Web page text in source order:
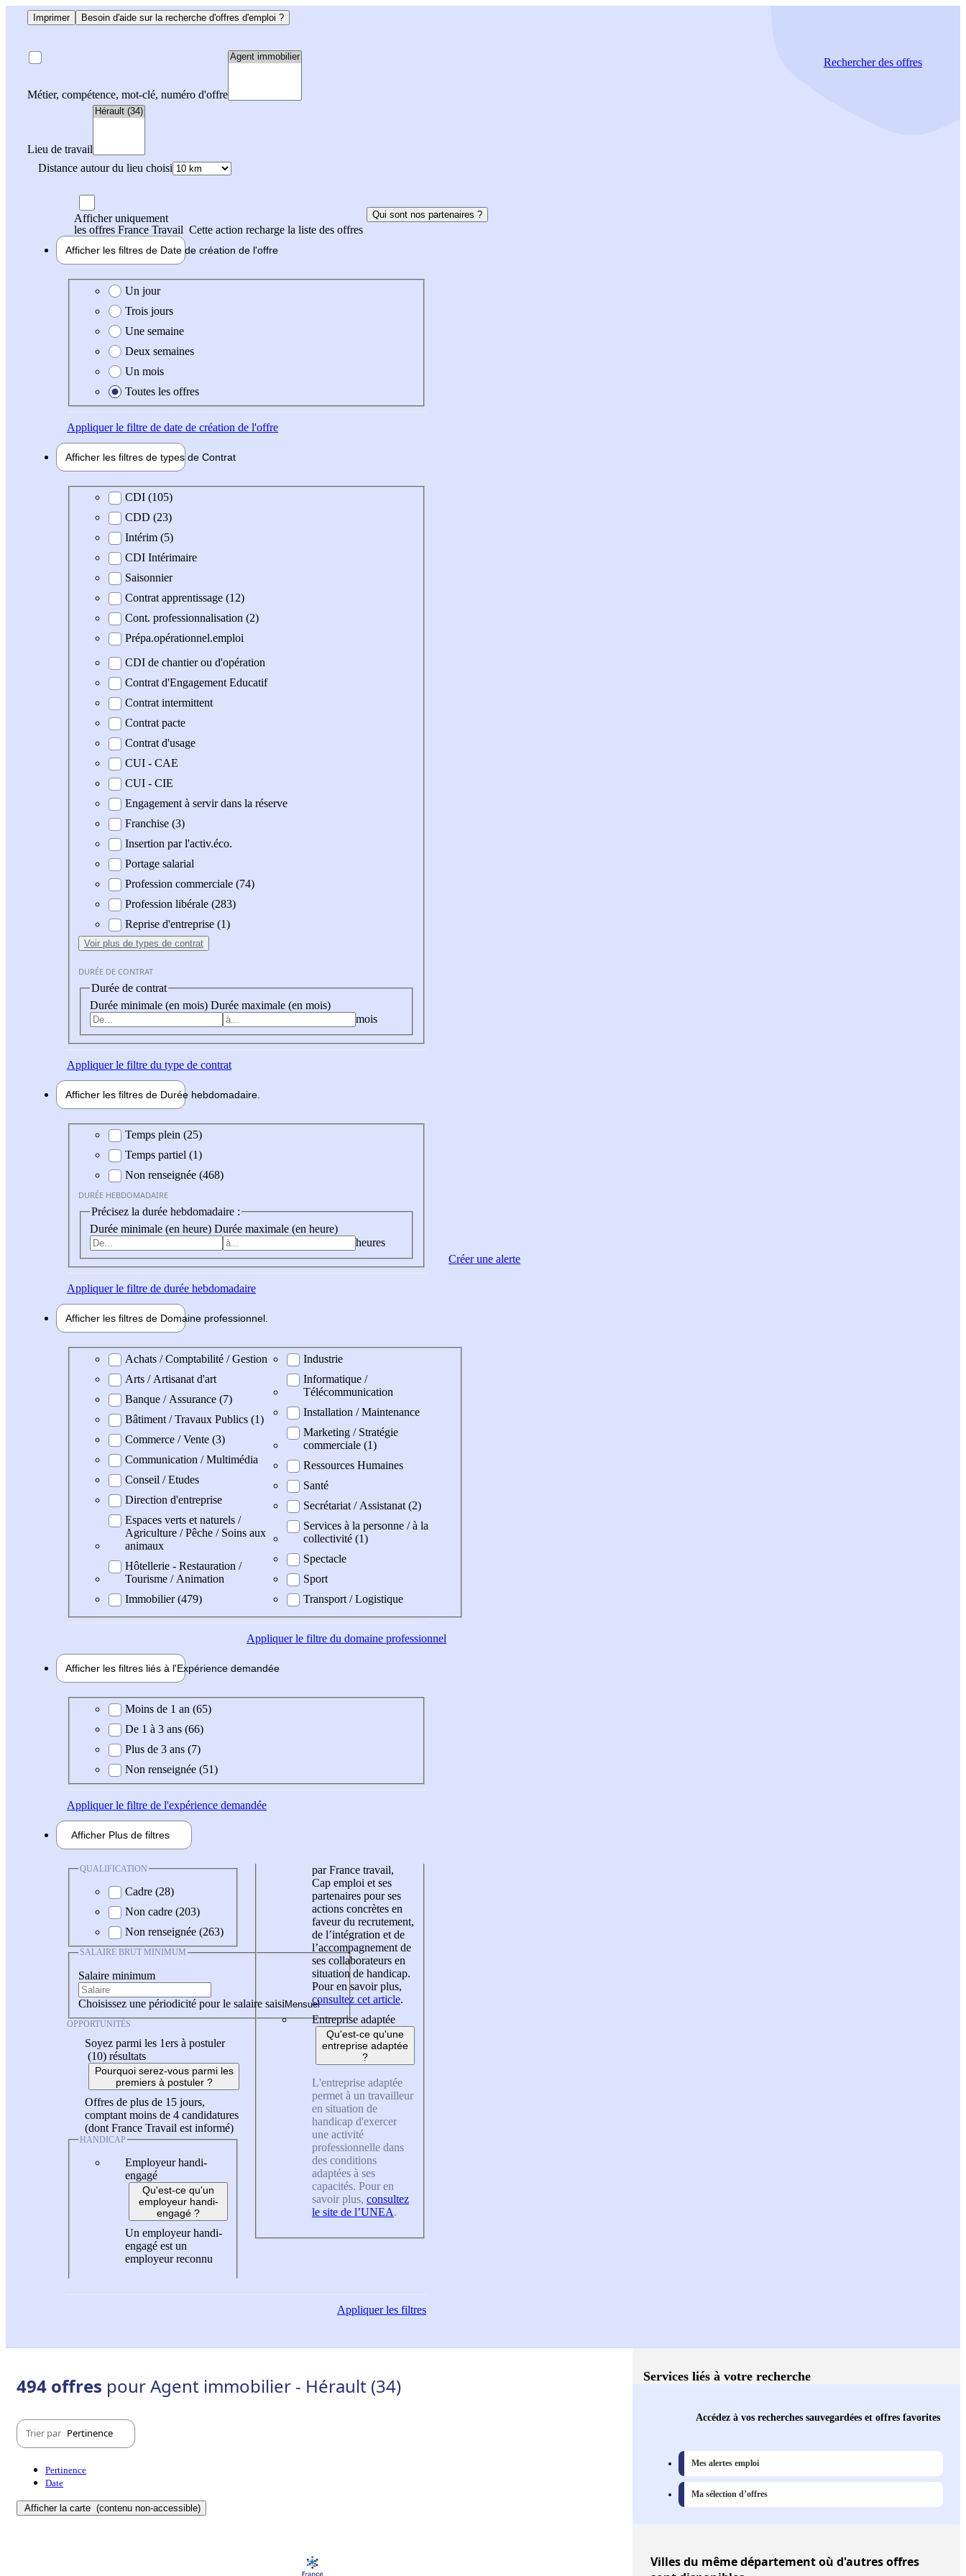
Imprimer Besoin d'aide sur la recherche d'offres d'emploi ?
Métier, compétence, mot-clé, numéro d'offre
Lieu de travail
Distance autour du lieu choisi
Rechercherdes offres
Afficher uniquement
les offres France Travail Cette action recharge la liste des offres
Qui sont nos partenaires ?
Afficher les filtres de Date de création de l'offre
Date de création de l'offre
Un jour
Trois jours
Une semaine
Deux semaines
Un mois
Toutes les offres
Appliquerle filtre de date de création de l'offre
Afficher les filtres de types de Contrat
Type de contratCDI (105)
CDD (23)
Intérim (5)
CDI Intérimaire
Saisonnier
Contrat apprentissage (12)
Cont. professionnalisation (2)
Prépa.opérationnel.emploi
CDI de chantier ou d'opération
Contrat d'Engagement Educatif
Contrat intermittent
Contrat pacte
Contrat d'usage
CUI - CAE
CUI - CIE
Engagement à servir dans la réserve
Franchise (3)
Insertion par l'activ.éco.
Portage salarial
Profession commerciale (74)
Profession libérale (283)
Reprise d'entreprise (1)
Voir plus de types de contrat
DURÉE DE CONTRAT
Durée de contrat
Durée minimale (en mois) Durée maximale (en mois)
mois
Appliquerle filtre du type de contrat
Afficher les filtres de Durée hebdomadaire
Durée hebdomadaire
Temps plein (25)
Temps partiel (1)
Non renseignée (468)
DURÉE HEBDOMADAIRE
Précisez la durée hebdomadaire :
Durée minimale (en heure) Durée maximale (en heure)
heures
Appliquerle filtre de durée hebdomadaire
Afficher les filtres de Domaine professionnel
Domaine professionel
Achats / Comptabilité / Gestion
Arts / Artisanat d'art
Banque / Assurance (7)
Bâtiment / Travaux Publics (1)
Commerce / Vente (3)
Communication / Multimédia
Conseil / Etudes
Direction d'entreprise
Espaces verts et naturels /
Agriculture / Pêche / Soins aux
animaux
Hôtellerie - Restauration /
Tourisme / Animation
Immobilier (479)
Industrie
Informatique /
Télécommunication
Installation / Maintenance
Marketing / Stratégie
commerciale (1)
Ressources Humaines
Santé
Secrétariat / Assistanat (2)
Services à la personne / à la
collectivité (1)
Spectacle
Sport
Transport / Logistique
Appliquerle filtre du domaine professionnel
Afficher les filtres liés à l'Expérience demandée
Expérience demandée
Moins de 1 an (65)
De 1 à 3 ans (66)
Plus de 3 ans (7)
Non renseignée (51)
Appliquerle filtre de l'expérience demandée
Afficher Plus de filtres
QUALIFICATION
Cadre (28)
Non cadre (203)
Non renseignée (263)
SALAIRE BRUT MINIMUM
Salaire minimum
Choisissez une périodicité pour le salaire saisi
OPPORTUNITÉS
Soyez parmi les 1ers à postuler
(10) résultats
Pourquoi serez-vous parmi les
premiers à postuler ?
Offres de plus de 15 jours,
comptant moins de 4 candidatures
(dont France Travail est informé)
HANDICAP
Employeur handi-
engagé
Qu'est-ce qu'un
employeur handi-
engagé ?
Un employeur handi-
engagé est un
employeur reconnu
par France travail,
Cap emploi et ses
partenaires pour ses
actions concrètes en
faveur du recrutement,
de l’intégration et de
l’accompagnement de
ses collaborateurs en
situation de handicap.
Pour en savoir plus,
consultez cet article.
Entreprise adaptée
Qu'est-ce qu'une
entreprise adaptée
?
L'entreprise adaptée
permet à un travailleur
en situation de
handicap d'exercer
une activité
professionnelle dans
des conditions
adaptées à ses
capacités. Pour en
savoir plus, consultez
le site de l’UNEA.
Appliquerles filtres
Créer une alerte
494 offres pour Agent immobilier - Hérault (34)
Trier par Pertinence
Pertinence
Date
Afficher la carte (contenu non-accessible)
Services liés à votre recherche
Accédez à vos recherches sauvegardées et offres favorites
Mes alertes emploi
Ma sélection d’offres
Villesdu même département où d'autres offres